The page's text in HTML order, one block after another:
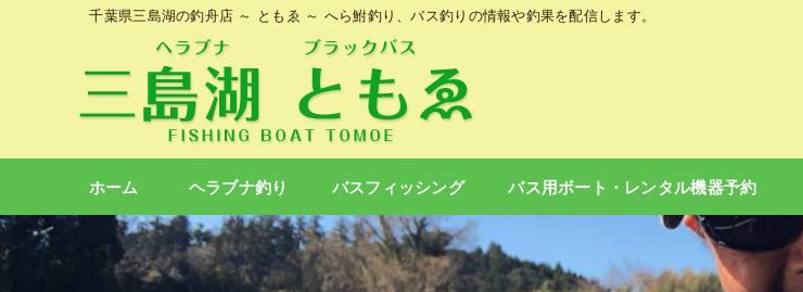
千葉県三島湖の釣舟店 ～ ともゑ ～ へら鮒釣り、バス釣りの情報や釣果を配信します。
ホーム ヘラブナ釣り バスフィッシング バス用ボート・レンタル機器予約